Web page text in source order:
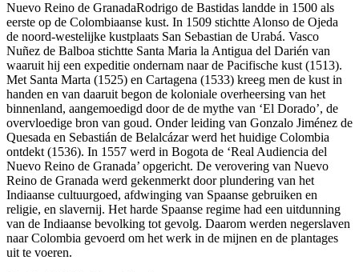
Nuevo Reino de GranadaRodrigo de Bastidas landde in 1500 als
eerste op de Colombiaanse kust. In 1509 stichtte Alonso de Ojeda
de noord-westelijke kustplaats San Sebastian de Urabá. Vasco
Nuñez de Balboa stichtte Santa Maria la Antigua del Darién van
waaruit hij een expeditie ondernam naar de Pacifische kust (1513).
Met Santa Marta (1525) en Cartagena (1533) kreeg men de kust in
handen en van daaruit begon de koloniale overheersing van het
binnenland, aangemoedigd door de de mythe van ‘El Dorado’, de
overvloedige bron van goud. Onder leiding van Gonzalo Jiménez de
Quesada en Sebastián de Belalcázar werd het huidige Colombia
ontdekt (1536). In 1557 werd in Bogota de ‘Real Audiencia del
Nuevo Reino de Granada’ opgericht. De verovering van Nuevo
Reino de Granada werd gekenmerkt door plundering van het
Indiaanse cultuurgoed, afdwinging van Spaanse gebruiken en
religie, en slavernij. Het harde Spaanse regime had een uitdunning
van de Indiaanse bevolking tot gevolg. Daarom werden negerslaven
naar Colombia gevoerd om het werk in de mijnen en de plantages
uit te voeren.